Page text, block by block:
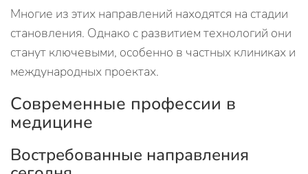
Многие из этих направлений находятся на стадии
становления. Однако с развитием технологий они
станут ключевыми, особенно в частных клиниках и
международных проектах.
Современные профессии в
медицине
Востребованные направления